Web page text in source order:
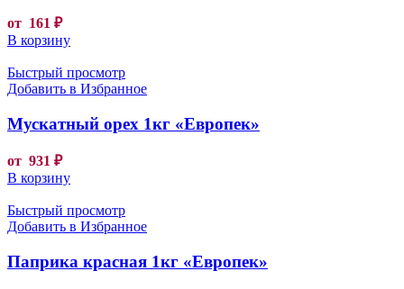
от 161 ₽
В корзину
Быстрый просмотр
Добавить в Избранное
Мускатный орех 1кг «Европек»
от 931 ₽
В корзину
Быстрый просмотр
Добавить в Избранное
Паприка красная 1кг «Европек»